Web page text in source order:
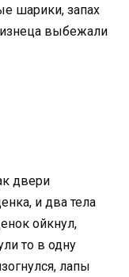
шарики, запах
выбежали
двери
и два тела
ойкнул,
то в одну
лапы